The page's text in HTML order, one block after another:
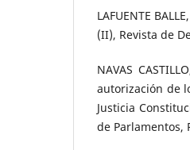
LAFUENTE
(II), Revista de
NAVAS
autorización de
Justicia
de Parlamentos,